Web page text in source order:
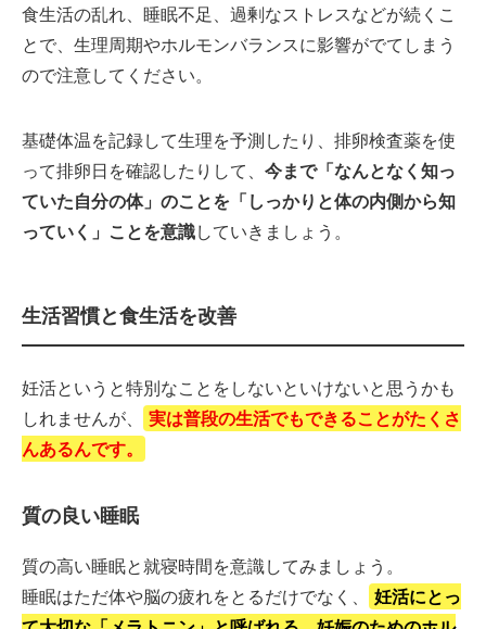
食生活の乱れ、睡眠不足、過剰なストレスなどが続くこ
とで、生理周期やホルモンバランスに影響がでてしまう
ので注意してください。
基礎体温を記録して生理を予測したり、排卵検査薬を使
って排卵日を確認したりして、 今まで「なんとなく知っ
ていた自分の体」のことを「しっかりと体の内側から知
っていく」ことを意識していきましょう。
生活習慣と食生活を改善
妊活というと特別なことをしないといけないと思うかも
しれませんが、
実は普段の生活でもできることがたくさ
んあるんです。
質の良い睡眠
質の高い睡眠と就寝時間を意識してみましょう。
睡眠はただ体や脳の疲れをとるだけでなく、
妊活にとっ